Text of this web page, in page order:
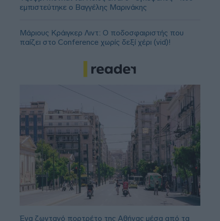
εμπιστεύτηκε ο Βαγγέλης Μαρινάκης
Μάριους Κράιγκερ Λιντ: Ο ποδοσφαιριστής που
παίζει στο Conference χωρίς δεξί χέρι (vid)!
Ένα ζωντανό πορτρέτο της Αθήνας μέσα από τα